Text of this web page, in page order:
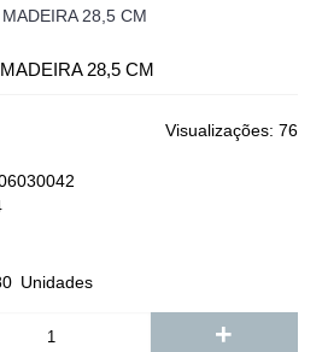
28,5 CM
Visualizações: 76
Unidades
+